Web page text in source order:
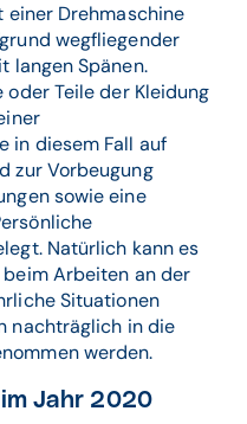
einer Drehmaschine
wegfliegender
langen Spänen.
oder Teile der Kleidung
in diesem Fall auf
zur Vorbeugung
sowie eine
Natürlich kann es
Arbeiten an der
Situationen
nachträglich in die
werden.
Jahr 2020